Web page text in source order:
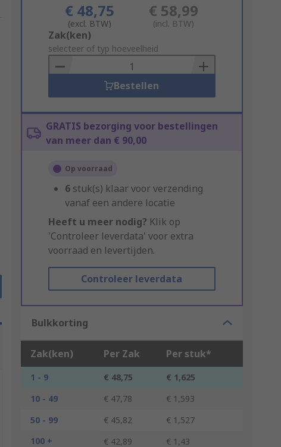
€ 48,75
(excl. BTW)
€ 58,99
(incl. BTW)
Add
to
Basket
Zak(ken)
selecteer of typ hoeveelheid
Bestellen
GRATIS bezorging voor bestellingen
van meer dan € 90,00
Op voorraad
6 stuk(s) klaar voor verzending
vanaf een andere locatie
Heeft u meer nodig? Klik op
'Controleer leverdata' voor extra
voorraad en levertijden.
Controleer leverdata
Bulkkorting
Zak(ken) Per Zak Per stuk*
1 - 9 € 48,75
€ 1,625
10 - 49
€ 47,78
€ 1,593
50 - 99
€ 45,82
€ 1,527
100 +
€ 42,89 € 1,43